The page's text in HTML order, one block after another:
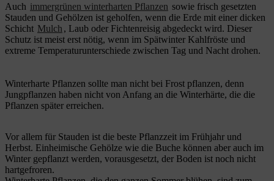
Auch immergrünen winterharten Pflanzen sowie frisch gesetzten
Stauden und Gehölzen ist geholfen, wenn die Erde mit einer dicken
Schicht Mulch , Laub oder Fichtenreisig abgedeckt wird. Dieser
Schutz ist meist erst nötig, wenn im Spätwinter Kahlfröste und
extreme Temperaturunterschiede zwischen Tag und Nacht drohen.
Winterharte Pflanzen sollte man nicht bei Frost pflanzen, denn
Jungpflanzen haben nicht von Anfang an die Winterhärte, die die
Pflanzen später erreichen.
Vor allem für Stauden ist die beste Pflanzzeit im Frühjahr und
Herbst. Einheimische Gehölze wie die Buche können aber auch im
Winter gepflanzt werden, vorausgesetzt, der Boden ist noch nicht
hartgefroren.